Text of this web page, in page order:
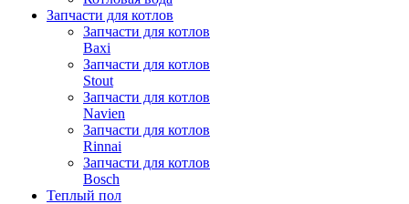
Запчасти для котлов
Запчасти для котлов
Baxi
Запчасти для котлов
Stout
Запчасти для котлов
Navien
Запчасти для котлов
Rinnai
Запчасти для котлов
Bosch
Теплый пол